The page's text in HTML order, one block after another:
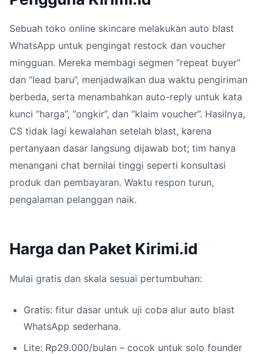
Sebuah toko online skincare melakukan auto blast
WhatsApp untuk pengingat restock dan voucher
mingguan. Mereka membagi segmen “repeat buyer”
dan “lead baru”, menjadwalkan dua waktu pengiriman
berbeda, serta menambahkan auto-reply untuk kata
kunci “harga”, “ongkir”, dan “klaim voucher”. Hasilnya,
CS tidak lagi kewalahan setelah blast, karena
pertanyaan dasar langsung dijawab bot; tim hanya
menangani chat bernilai tinggi seperti konsultasi
produk dan pembayaran. Waktu respon turun,
pengalaman pelanggan naik.
Harga dan Paket Kirimi.id
Mulai gratis dan skala sesuai pertumbuhan:
Gratis: fitur dasar untuk uji coba alur auto blast
WhatsApp sederhana.
Lite: Rp29.000/bulan – cocok untuk solo founder